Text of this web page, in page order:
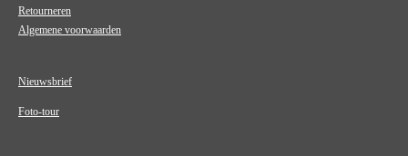
Retourneren
Algemene voorwaarden
Nieuwsbrief
Foto-tour